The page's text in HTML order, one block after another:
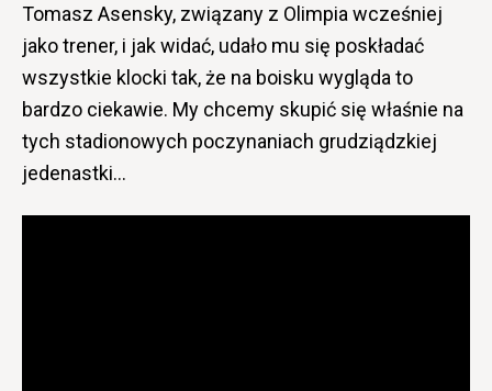
Tomasz Asensky, związany z Olimpia wcześniej
jako trener, i jak widać, udało mu się poskładać
wszystkie klocki tak, że na boisku wygląda to
bardzo ciekawie. My chcemy skupić się właśnie na
tych stadionowych poczynaniach grudziądzkiej
jedenastki…